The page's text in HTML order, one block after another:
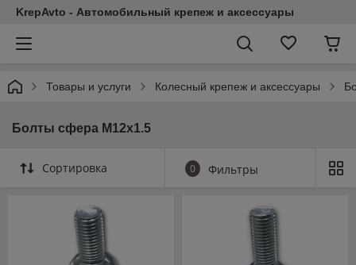
KrepAvto - Автомобильный крепеж и аксессуары
Товары и услуги Колесный крепеж и аксессуары
Болты сфера М12х1.5
Сортировка 0 Фильтры